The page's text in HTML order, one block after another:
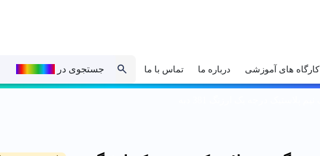
کارگاه های آموزشی درباره ما تماس با ما جستجوی در